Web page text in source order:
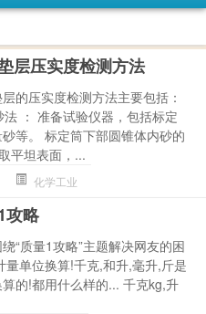
层压实度检测方法
的压实度检测方法主要包括：
法 ： 准备试验仪器，包括标定
等。 标定筒下部圆锥体内砂的
平坦表面，...
化学工业
攻略
“质量1攻略”主题解决网友的困
量单位换算!千克,和升,毫升,斤是
的!都用什么样的... 千克kg,升